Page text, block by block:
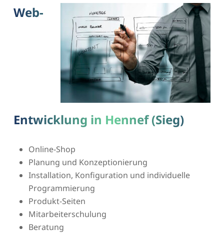
Web-
Entwicklung in Hennef (Sieg)
Online-Shop
Planung und Konzeptionierung
Installation, Konfiguration und individuelle
Programmierung
Produkt-Seiten
Mitarbeiterschulung
Beratung